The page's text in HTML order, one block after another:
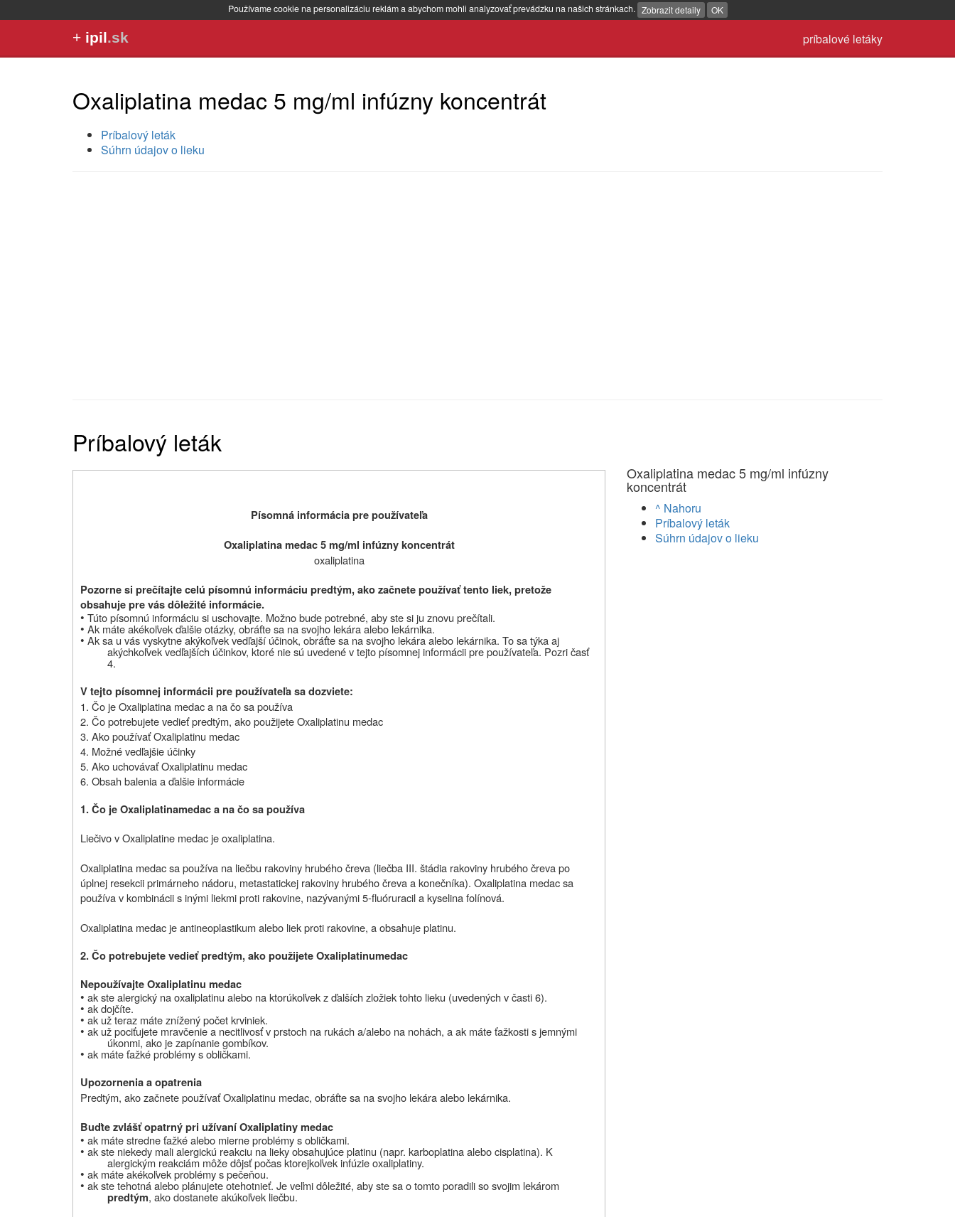
Používame cookie na personalizáciu reklám a abychom mohli analyzovať prevádzku na našich stránkach. Zobrazit detaily OK
príbalové letáky
+ ipil.sk
Oxaliplatina medac 5 mg/ml infúzny koncentrát
Príbalový leták
Súhrn údajov o lieku
Príbalový leták
Písomná informácia pre používateľa
Oxaliplatina medac 5 mg/ml infúzny koncentrát
oxaliplatina
Pozorne si prečítajte celú písomnú informáciu predtým, ako začnete používať tento liek, pretože
obsahuje pre vás dôležité informácie.
• Túto písomnú informáciu si uschovajte. Možno bude potrebné, aby ste si ju znovu prečítali.
• Ak máte akékoľvek ďalšie otázky, obráťte sa na svojho lekára alebo lekárnika.
• Ak sa u vás vyskytne akýkoľvek vedľajší účinok, obráťte sa na svojho lekára alebo lekárnika. To sa týka aj
akýchkoľvek vedľajších účinkov, ktoré nie sú uvedené v tejto písomnej informácii pre používateľa. Pozri časť
4.
V tejto písomnej informácii pre používateľa sa dozviete:
1. Čo je Oxaliplatina medac a na čo sa používa
2. Čo potrebujete vedieť predtým, ako použijete Oxaliplatinu medac
3. Ako používať Oxaliplatinu medac
4. Možné vedľajšie účinky
5. Ako uchovávať Oxaliplatinu medac
6. Obsah balenia a ďalšie informácie
1. Čo je Oxaliplatinamedac a na čo sa používa
Liečivo v Oxaliplatine medac je oxaliplatina.
Oxaliplatina medac sa používa na liečbu rakoviny hrubého čreva (liečba III. štádia rakoviny hrubého čreva po
úplnej resekcii primárneho nádoru, metastatickej rakoviny hrubého čreva a konečníka). Oxaliplatina medac sa
používa v kombinácii s inými liekmi proti rakovine, nazývanými 5-fluóruracil a kyselina folínová.
Oxaliplatina medac je antineoplastikum alebo liek proti rakovine, a obsahuje platinu.
2.Čo potrebujete vedieť predtým, ako použijete Oxaliplatinumedac
Nepoužívajte Oxaliplatinu medac
• ak ste alergický na oxaliplatinu alebo na ktorúkoľvek z ďalších zložiek tohto lieku (uvedených v časti 6).
• ak dojčíte.
• ak už teraz máte znížený počet krviniek.
• ak už pociťujete mravčenie a necitlivosť v prstoch na rukách a/alebo na nohách, a ak máte ťažkosti s jemnými
úkonmi, ako je zapínanie gombíkov.
• ak máte ťažké problémy s obličkami.
Upozornenia a opatrenia
Predtým, ako začnete používať Oxaliplatinu medac, obráťte sa na svojho lekára alebo lekárnika.
Buďte zvlášť opatrný pri užívaní Oxaliplatiny medac
• ak máte stredne ťažké alebo mierne problémy s obličkami.
• ak ste niekedy mali alergickú reakciu na lieky obsahujúce platinu (napr. karboplatina alebo cisplatina). K
alergickým reakciám môže dôjsť počas ktorejkoľvek infúzie oxaliplatiny.
• ak máte akékoľvek problémy s pečeňou.
• ak ste tehotná aleboplánujete otehotnieť. Je veľmi dôležité, aby ste sa o tomto poradili so svojim lekárom
predtým, ako dostanete akúkoľvek liečbu.
Oxaliplatina medac 5 mg/ml infúzny
koncentrát
^ Nahoru
Príbalový leták
Súhrn údajov o lieku